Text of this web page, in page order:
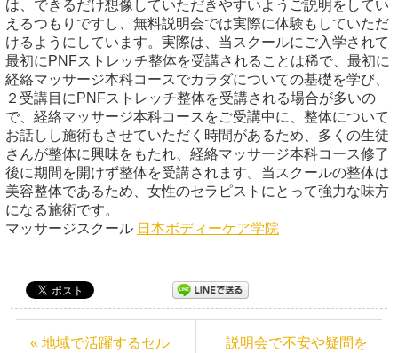
は、できるだけ想像していただきやすいようご説明をしてい
えるつもりですし、無料説明会では実際に体験もしていただ
けるようにしています。実際は、当スクールにご入学されて
最初にPNFストレッチ整体を受講されることは稀で、最初に
経絡マッサージ本科コースでカラダについての基礎を学び、
２受講目にPNFストレッチ整体を受講される場合が多いの
で、経絡マッサージ本科コースをご受講中に、整体について
お話しし施術もさせていただく時間があるため、多くの生徒
さんが整体に興味をもたれ、経絡マッサージ本科コース修了
後に期間を開けず整体を受講されます。当スクールの整体は
美容整体であるため、女性のセラピストにとって強力な味方
になる施術です。
マッサージスクール 日本ボディーケア学院
« 地域で活躍するセル
説明会で不安や疑問を